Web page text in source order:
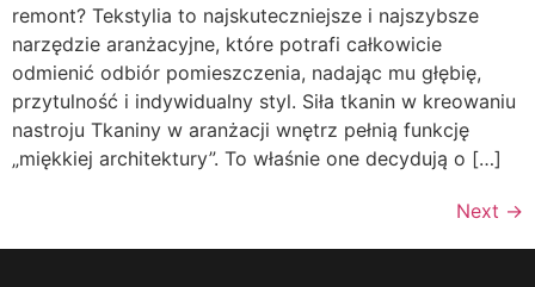
remont? Tekstylia to najskuteczniejsze i najszybsze
narzędzie aranżacyjne, które potrafi całkowicie
odmienić odbiór pomieszczenia, nadając mu głębię,
przytulność i indywidualny styl. Siła tkanin w kreowaniu
nastroju Tkaniny w aranżacji wnętrz pełnią funkcję
„miękkiej architektury”. To właśnie one decydują o […]
Next →